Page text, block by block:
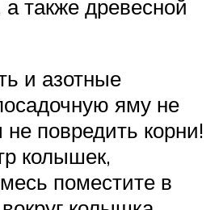
также древесной
и азотные
яму не
повредить корни!
колышек,
поместите в